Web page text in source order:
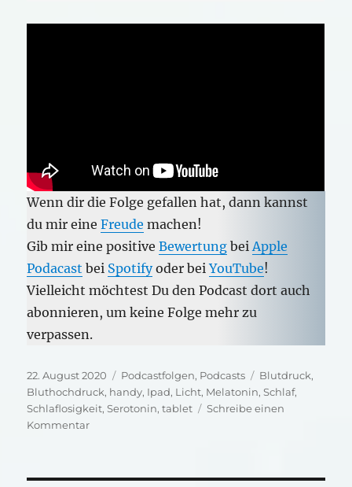
Wenn dir die Folge gefallen hat, dann kannst
du mir eineFreude machen!
Gib mir eine positiveBewertung beiApple
Podacast bei Spotifyoder beiYouTube!
Vielleicht möchtest Du den Podcast dort auch
abonnieren, um keine Folge mehr zu
verpassen.
Veröffentlicht
am
22. August 2020 Kategorien
Podcastfolgen, Podcasts Schlagwörter
Blutdruck,
Bluthochdruck, handy, Ipad, Licht, Melatonin,Schlaf,
Schlaflosigkeit,Serotonin,tablet
Schreibe einen
Kommentarzu